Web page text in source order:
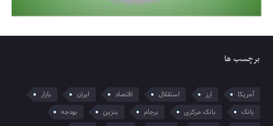
برچسب ها
آمریکا ارز استقلال اقتصاد ایران
بازار
بانک
بانک مرکزی برجام بنزین
بودجه